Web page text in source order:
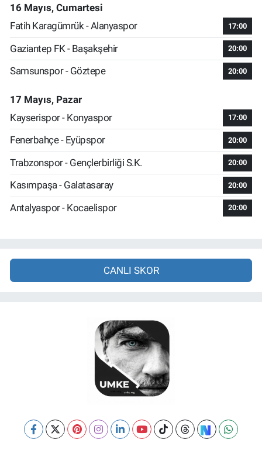
16 Mayıs, Cumartesi
Fatih Karagümrük - Alanyaspor
17:00
Gaziantep FK - Başakşehir 20:00
Samsunspor - Göztepe 20:00
17 Mayıs, Pazar
Kayserispor - Konyaspor
17:00
Fenerbahçe - Eyüpspor 20:00
Trabzonspor - Gençlerbirliği S.K. 20:00
Kasımpaşa - Galatasaray 20:00
Antalyaspor - Kocaelispor 20:00
CANLI SKOR